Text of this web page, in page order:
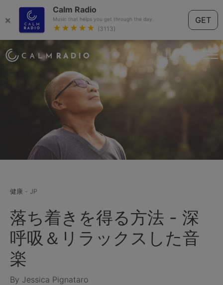
×
Calm Radio
Music that helps you get through the day.
★★★★★ (3113)
GET
日本語
健康 - JP
落ち着きを得る方法 - 深
呼吸＆リラックスした音
楽
By Jessica Pignataro